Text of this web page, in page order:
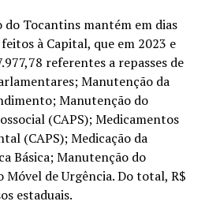
do Tocantins mantém em dias
à Capital, que em 2023 e
referentes a repasses de
Manutenção da
Manutenção do
(CAPS); Medicamentos
(CAPS); Medicação da
Básica; Manutenção do
de Urgência. Do total, R$
estaduais.